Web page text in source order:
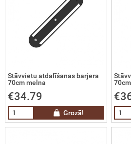
Stāvvietu atdalīšanas barjera
70cm melna
€34.79
Grozā!
nostiprināšanas sistēmas un
lādētāji un palaidēji